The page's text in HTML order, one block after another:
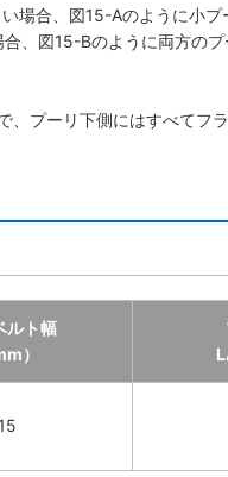
場合、図15-Aのように小
、図15-Bのように両方の
、プーリ下側にはすべてフ
ルト幅
）
15